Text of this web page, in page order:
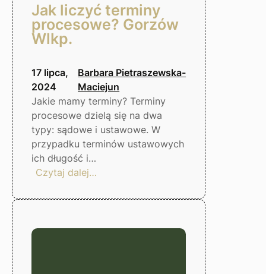
Jak liczyć terminy
procesowe? Gorzów
Wlkp.
17 lipca,
2024
Barbara Pietraszewska-
Maciejun
Jakie mamy terminy? Terminy
procesowe dzielą się na dwa
typy: sądowe i ustawowe. W
przypadku terminów ustawowych
ich długość i…
Czytaj dalej…
liczyć
procesowe?